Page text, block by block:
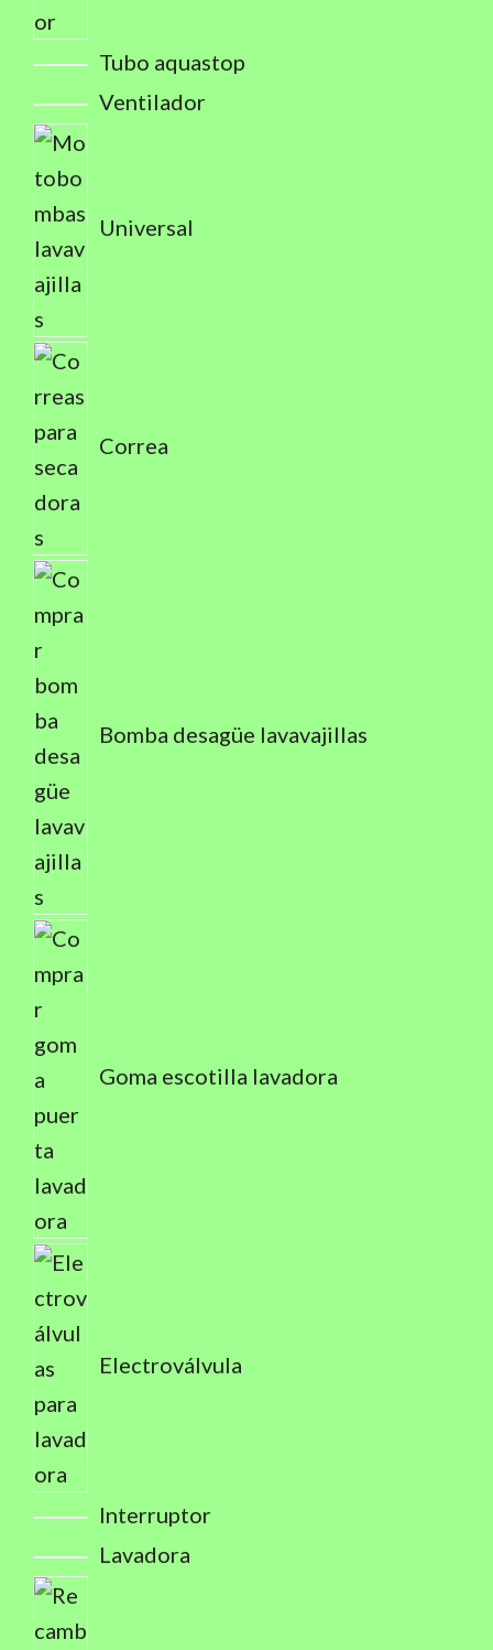
Tubo aquastop
Ventilador
Universal
Correa
Bomba desagüe lavavajillas
Goma escotilla lavadora
Electroválvula
Interruptor
Lavadora